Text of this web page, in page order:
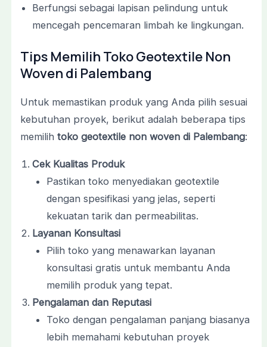
Berfungsi sebagai lapisan pelindung untuk
mencegah pencemaran limbah ke lingkungan.
Tips Memilih Toko Geotextile Non
Woven di Palembang
Untuk memastikan produk yang Anda pilih sesuai
kebutuhan proyek, berikut adalah beberapa tips
memilih toko geotextile non woven di Palembang:
Cek Kualitas Produk
Pastikan toko menyediakan geotextile
dengan spesifikasi yang jelas, seperti
kekuatan tarik dan permeabilitas.
Layanan Konsultasi
Pilih toko yang menawarkan layanan
konsultasi gratis untuk membantu Anda
memilih produk yang tepat.
Pengalaman dan Reputasi
Toko dengan pengalaman panjang biasanya
lebih memahami kebutuhan proyek